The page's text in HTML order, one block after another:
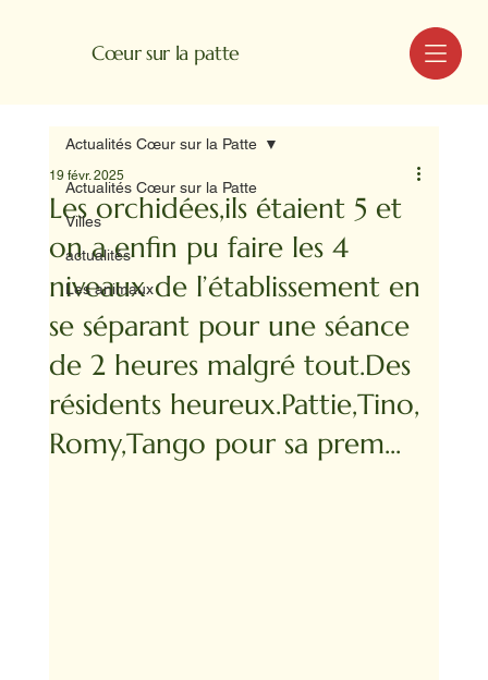
Cœur sur la patte MENU
Actualités Cœur sur la Patte
Villes
actualités
Les animaux
Actualités Cœur sur la Patte
Les orchidées,ils étaient 5 et
on a enfin pu faire les 4
niveaux de l’établissement en
se séparant pour une séance
de 2 heures malgré tout.Des
résidents heureux.Pattie,Tino,
Romy,Tango pour sa prem...
19 févr. 2025